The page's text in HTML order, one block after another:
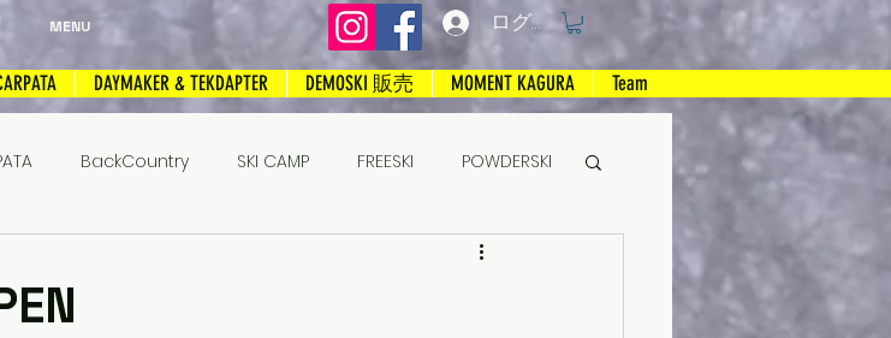
MENU ログイン
DAYMAKER & TEKDAPTER DEMOSKI 販売 MOMENT KAGURA Team
BackCountry SKI CAMP FREESKI POWDERSKI